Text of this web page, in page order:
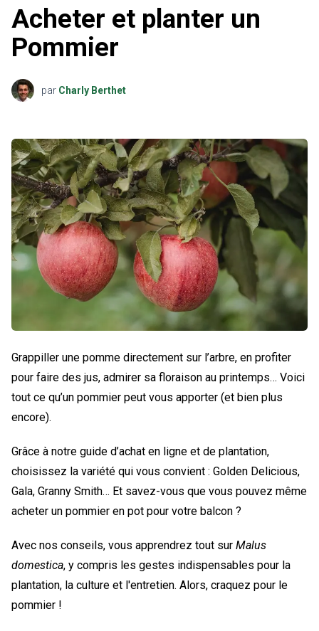
Acheter et planter un
Pommier
par Charly Berthet
Grappiller une pomme directement sur l’arbre, en profiter
pour faire des jus, admirer sa floraison au printemps… Voici
tout ce qu’un pommier peut vous apporter (et bien plus
encore).
Grâce à notre guide d’achat en ligne et de plantation,
choisissez la variété qui vous convient : Golden Delicious,
Gala, Granny Smith… Et savez-vous que vous pouvez même
acheter un pommier en pot pour votre balcon ?
Avec nos conseils, vous apprendrez tout sur Malus
domestica, y compris les gestes indispensables pour la
plantation, la culture et l'entretien. Alors, craquez pour le
pommier !